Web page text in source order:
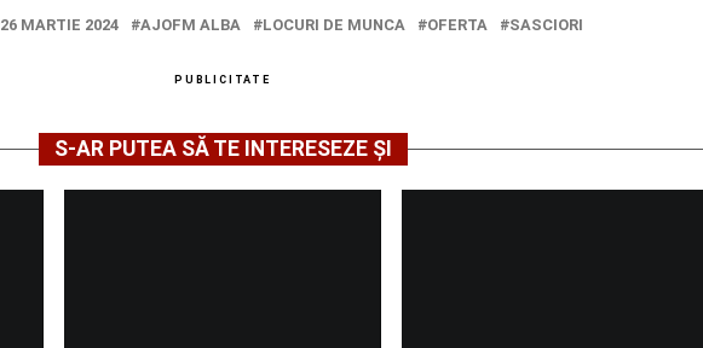
26 MARTIE 2024 AJOFM ALBA LOCURI DE MUNCA OFERTA SASCIORI
PUBLICITATE
S-AR PUTEA SĂ TE INTERESEZE ȘI